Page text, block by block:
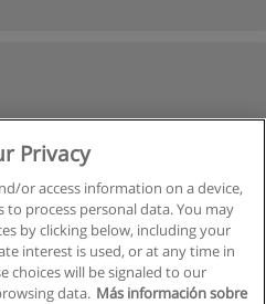
Privacy
or access information on a device,
to process personal data. You may
by clicking below, including your
interest is used, or at any time in
choices will be signaled to our
data. Más información sobre